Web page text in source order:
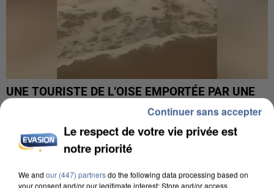
UNE TOURISTE DE L’OISE EMPORTÉE PAR UNE
COULÉE DE BOUE EN HAUTE-SAVOIE
Le respect de votre vie privée est
notre priorité
We and our (447) partnersdo the following data processing based on
your consent and/or our legitimate interest: Store and/or access
Continuer sans accepter